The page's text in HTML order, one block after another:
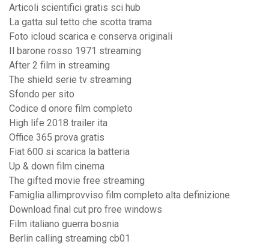
Articoli scientifici gratis sci hub
La gatta sul tetto che scotta trama
Foto icloud scarica e conserva originali
Il barone rosso 1971 streaming
After 2 film in streaming
The shield serie tv streaming
Sfondo per sito
Codice d onore film completo
High life 2018 trailer ita
Office 365 prova gratis
Fiat 600 si scarica la batteria
Up & down film cinema
The gifted movie free streaming
Famiglia allimprovviso film completo alta definizione
Download final cut pro free windows
Film italiano guerra bosnia
Berlin calling streaming cb01